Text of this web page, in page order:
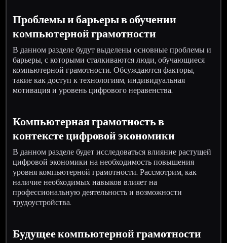
Проблемы и барьеры в обучении
компьютерной грамотности
В данном разделе будут выделены основные проблемы и
барьеры, с которыми сталкиваются люди, обучающиеся
компьютерной грамотности. Обсуждаются факторы,
такие как доступ к технологиям, индивидуальная
мотивация и уровень цифрового неравенства.
Компьютерная грамотность в
контексте цифровой экономики
В данном разделе будет исследоваться влияние растущей
цифровой экономики на необходимость повышения
уровня компьютерной грамотности. Рассмотрим, как
наличие необходимых навыков влияет на
профессиональную деятельность и возможности
трудоустройства.
Будущее компьютерной грамотности